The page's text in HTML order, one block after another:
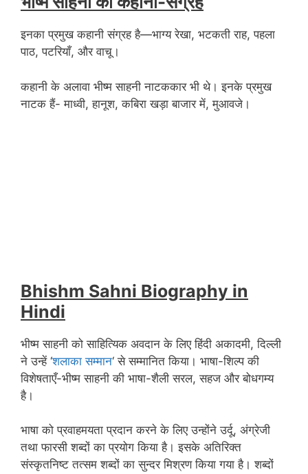
इनका प्रमुख कहानी संग्रह है—भाग्य रेखा, भटकती राह, पहला
पाठ, पटरियाँ, और वाचू।
कहानी के अलावा भीष्म साहनी नाटककार भी थे। इनके प्रमुख
नाटक हैं-माध्वी, हानूश, कबिरा खड़ा बाजार में, मुआवजे।
Bhishm Sahni Biography in
Hindi
भीष्म साहनी को साहित्यिक अवदान के लिए हिंदी अकादमी, दिल्ली
ने उन्हें ‘शलाका सम्मान‘ से सम्मानित किया। भाषा-शिल्प की
विशेषताएँ-भीष्म साहनी की भाषा-शैली सरल, सहज और बोधगम्य
है।
भाषा को प्रवाहमयता प्रदान करने के लिए उन्होंने उर्दू, अंग्रेजी
तथा फारसी शब्दों का प्रयोग किया है। इसके अतिरिक्त
संस्कृतनिष्ट तत्सम शब्दों का सुन्दर मिश्रण किया गया है। शब्दों